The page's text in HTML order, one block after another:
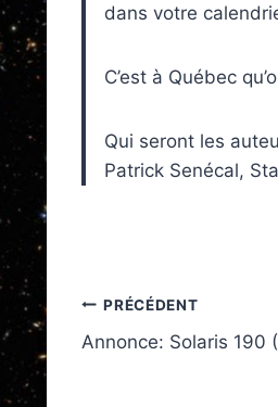
dans votre
C’est à Québec
Qui seront les
Patrick Senécal,
Navigation
de
PRÉCÉDENT
Annonce: Solaris 190